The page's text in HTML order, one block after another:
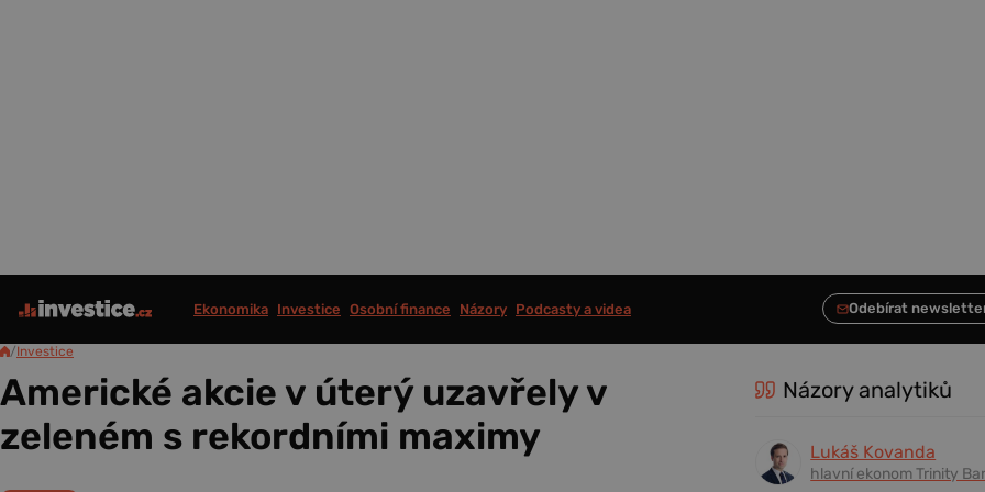
Ekonomika Investice Osobní finance Názory Podcasty a videa
/Investice
Americké akcie v úterý uzavřely v
zeleném s rekordními maximy
Názory analytiků
Lukáš Kovanda
hlavní ekonom Trinity